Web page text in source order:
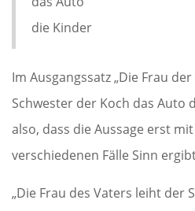
die Kinder
Im Ausgangssatz „Die Frau
Schwester der Koch das Auto
also, dass die Aussage erst
verschiedenen Fälle Sinn
„Die Frau des Vaters leiht der